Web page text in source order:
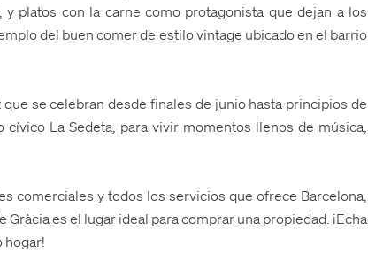
platos con la carne como protagonista que dejan a los
del buen comer de estilo vintage ubicado en el barrio
se celebran desde finales de junio hasta principios de
La Sedeta, para vivir momentos llenos de música,
comerciales y todos los servicios que ofrece Barcelona,
es el lugar ideal para comprar una propiedad. ¡Echa
hogar!